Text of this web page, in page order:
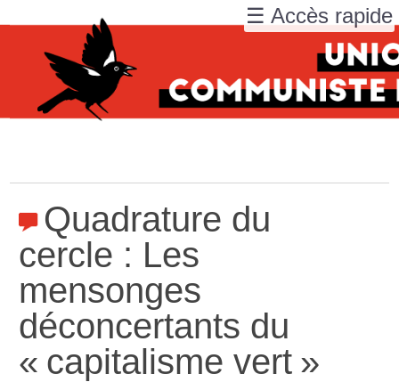
Quadrature du
cercle : Les
mensonges
déconcertants du
« capitalisme vert »
☰ Accès rapide